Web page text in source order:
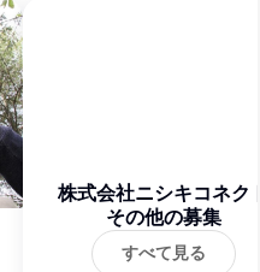
株式会社ニシキコネク
その他の募集
すべて見る